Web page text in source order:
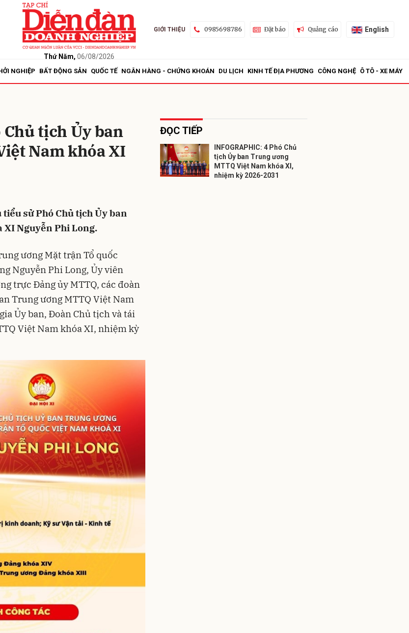
Thứ Năm, 06/08/2026
GIỚI THIỆU 0985698786 Đặt báo Quảng cáo English
NGHIỆP BẤT ĐỘNG SẢN QUỐC TẾ NGÂN HÀNG - CHỨNG KHOÁN DU LỊCH KINH TẾ ĐỊA PHƯƠNG CÔNG NGHỆ Ô TÔ - XE MÁY
Chủ tịch Ủy ban
Nam khóa XI
sử Phó Chủ tịch Ủy ban
XI Nguyễn Phi Long.
ương Mặt trận Tổ quốc
Nguyễn Phi Long, Ủy viên
trực Đảng ủy MTTQ, các đoàn
Trung ương MTTQ Việt Nam
Ủy ban, Đoàn Chủ tịch và tái
Việt Nam khóa XI, nhiệm kỳ
ĐỌC TIẾP
INFOGRAPHIC: 4 Phó Chủ
tịch Ủy ban Trung ương
MTTQ Việt Nam khóa XI,
nhiệm kỳ 2026-2031
Gửi